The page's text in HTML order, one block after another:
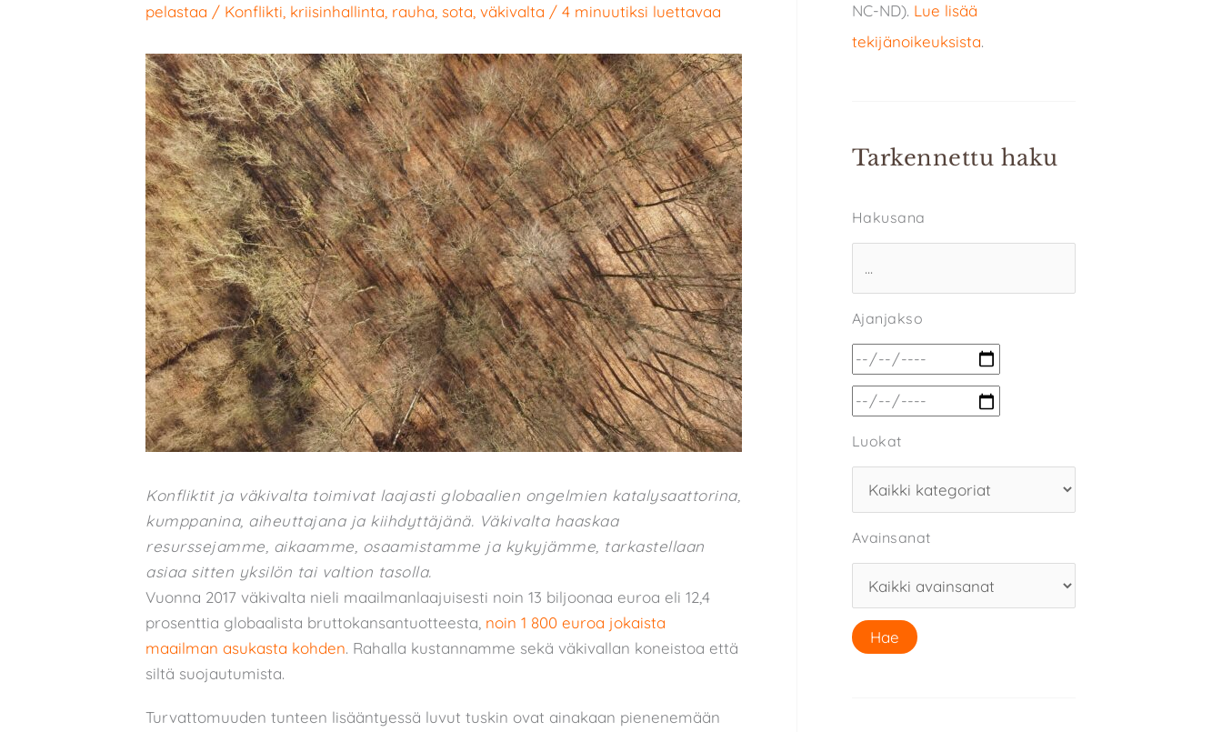
pelastaa / Konflikti kriisinhallinta rauha sota väkivalta / 4 minuutiksi luettavaa
Konfliktit ja väkivalta toimivat laajasti globaalien ongelmien katalysaattorina,
kumppanina, aiheuttajana ja kiihdyttäjänä. Väkivalta haaskaa
resurssejamme, aikaamme, osaamistamme ja kykyjämme, tarkastellaan
asiaa sitten yksilön tai valtion tasolla.
Vuonna 2017 väkivalta nieli maailmanlaajuisesti noin 13 biljoonaa euroa eli 12,4
prosenttia globaalista bruttokansantuotteesta, noin 1 800 euroa jokaista
maailman asukasta kohden. Rahalla kustannamme sekä väkivallan koneistoa että
siltä suojautumista.
Turvattomuuden tunteen lisääntyessä luvut tuskin ovat ainakaan pienenemään
NC-ND). Lue lisää
tekijänoikeuksista.
Tarkennettu haku
Hakusana
Ajanjakso
Luokat
Avainsanat